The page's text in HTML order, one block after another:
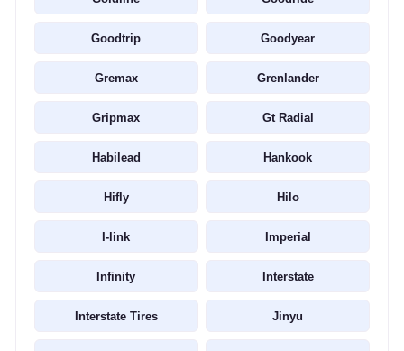
Goodtrip Goodyear
Gremax Grenlander
Gripmax Gt Radial
Habilead Hankook
Hifly Hilo
I-link Imperial
Infinity Interstate
Interstate Tires Jinyu